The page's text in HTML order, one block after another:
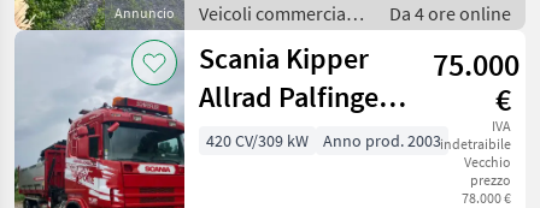
Annuncio
Veicoli commerciali /
Camion
Da 4 ore online
Scania Kipper
Allrad Palfinger
Greifer Kran 124
75.000
€
IVA
indetraibile
Vecchio
prezzo
78.000 €
420 CV/309 kW Anno prod. 2003